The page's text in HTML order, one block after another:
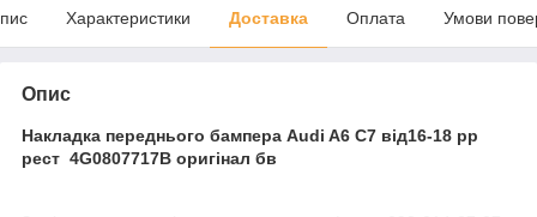
Характеристики Доставка Оплата Умови
Опис
Накладка переднього бампера Audi A6 C7 від16-18 рр
рест 4G0807717B оригінал бв